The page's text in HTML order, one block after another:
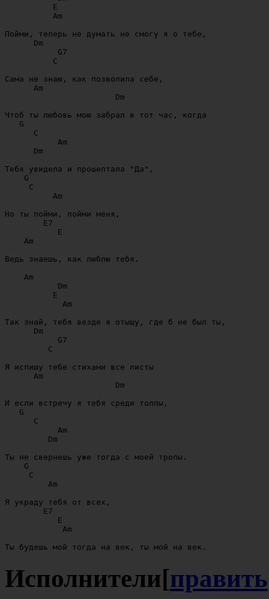
          E
          Am
Пойми, теперь не думать не смогу я о тебе,
      Dm
           G7
          C
Сама не знаю, как позволила себе,
      Am
                       Dm
Чтоб ты любовь мою забрал в тот час, когда
   G
      C
           Am
      Dm
Тебя увидела и прошептала "Да",
    G
     C
          Am
Но ты пойми, пойми меня,
        E7
           E
    Am
Ведь знаешь, как люблю тебя.
    Am
           Dm
          E
            Am
Так знай, тебя везде я отыщу, где б не был ты,
      Dm
           G7
         C
Я испишу тебе стихами все листы
      Am
                       Dm
И если встречу я тебя среди толпы,
   G
      C
           Am
         Dm
Ты не свернешь уже тогда с моей тропы.
    G
     C
         Am
Я украду тебя от всех,
        E7
           E
            Am
Исполнители[править